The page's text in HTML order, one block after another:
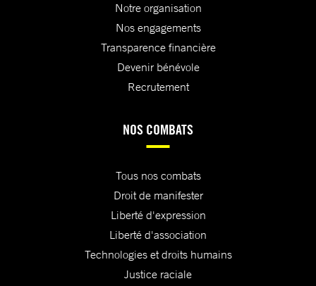
Notre organisation
Nos engagements
Transparence financière
Devenir bénévole
Recrutement
NOS COMBATS
Tous nos combats
Droit de manifester
Liberté d'expression
Liberté d'association
Technologies et droits humains
Justice raciale